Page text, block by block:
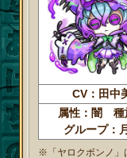
CV：田中
属性：闇 種
グループ：
※「ヤロクボンノ」